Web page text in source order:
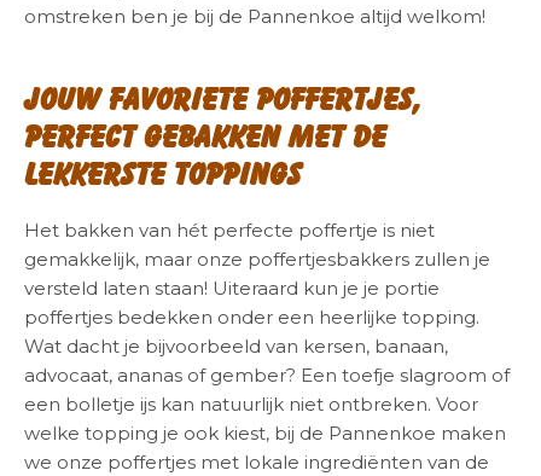
omstreken ben je bij de Pannenkoe altijd welkom!
Jouw favoriete poffertjes,
perfect gebakken met de
lekkerste toppings
Het bakken van hét perfecte poffertje is niet
gemakkelijk, maar onze poffertjesbakkers zullen je
versteld laten staan! Uiteraard kun je je portie
poffertjes bedekken onder een heerlijke topping.
Wat dacht je bijvoorbeeld van kersen, banaan,
advocaat, ananas of gember? Een toefje slagroom of
een bolletje ijs kan natuurlijk niet ontbreken. Voor
welke topping je ook kiest, bij de Pannenkoe maken
we onze poffertjes met lokale ingrediënten van de